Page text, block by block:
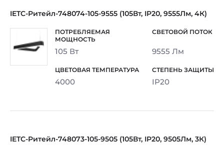
IETC-Ритейл-748074-105-9555 (105Вт, IP20, 9555Лм, 4К)
105 Вт 9555 Лм
4000 IP20
IETC-Ритейл-748073-105-9505 (105Вт, IP20, 9505Лм, 3К)